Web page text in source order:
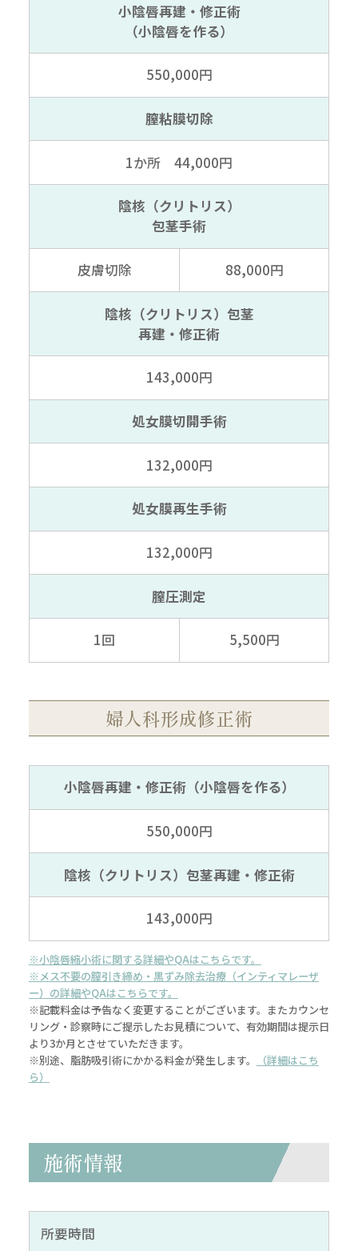
小陰唇再建・修正術
（小陰唇を作る）
550,000円
膣粘膜切除
1か所 44,000円
陰核（クリトリス）
包茎手術
皮膚切除 88,000円
陰核（クリトリス）包茎
再建・修正術
143,000円
処女膜切開手術
132,000円
処女膜再生手術
132,000円
膣圧測定
1回 5,500円
婦人科形成修正術
小陰唇再建・修正術（小陰唇を作る）
550,000円
陰核（クリトリス）包茎再建・修正術
143,000円
※小陰唇縮小術に関する詳細やQAはこちらです。
※メス不要の膣引き締め・黒ずみ除去治療（インティマレーザ
ー）の詳細やQAはこちらです。
※記載料金は予告なく変更することがございます。またカウンセ
リング・診察時にご提示したお見積について、有効期間は提示日
より3か月とさせていただきます。
※別途、脂肪吸引術にかかる料金が発生します。
（詳細はこち
ら）
施術情報
所要時間